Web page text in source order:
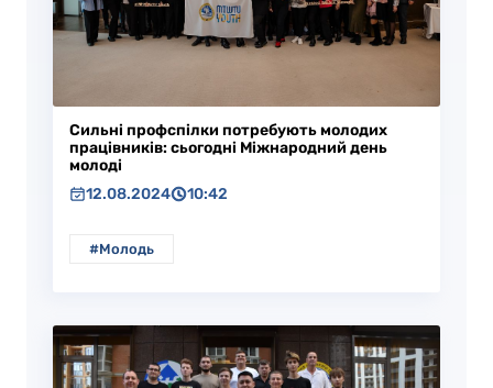
Сильні профспілки потребують молодих
працівників: сьогодні Міжнародний день
молоді
12.08.2024
10:42
#Молодь